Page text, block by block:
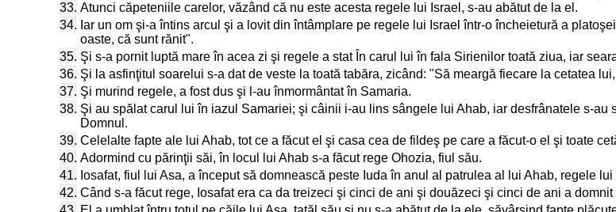
33. Atunci căpeteniile carelor, văzând că nu este acesta regele lui Israel, s-au abătut de la el.
34. Iar un om şi-a întins arcul şi a lovit din întâmplare pe regele lui Israel într-o încheietură a
oaste, că sunt rănit".
35. Şi s-a pornit luptă mare în acea zi şi regele a stat În carul lui în fala Sirienilor toată ziua, iar
36. Şi la asfinţitul soarelui s-a dat de veste la toată tabăra, zicând: "Să meargă fiecare la cetatea
37. Şi murind regele, a fost dus şi l-au înmormântat în Samaria.
38. Şi au spălat carul lui în iazul Samariei; şi câinii i-au lins sângele lui Ahab, iar desfrânatele s-
Domnul.
39. Celelalte fapte ale lui Ahab, tot ce a făcut el şi casa cea de fildeş pe care a făcut-o el şi toate
40. Adormind cu părinţii săi, în locul lui Ahab s-a făcut rege Ohozia, fiul său.
41. Iosafat, fiul lui Asa, a început să domnească peste Iuda în anul al patrulea al lui Ahab, regele lui
42. Când s-a făcut rege, Iosafat era ca da treizeci şi cinci de ani şi douăzeci şi cinci de ani a